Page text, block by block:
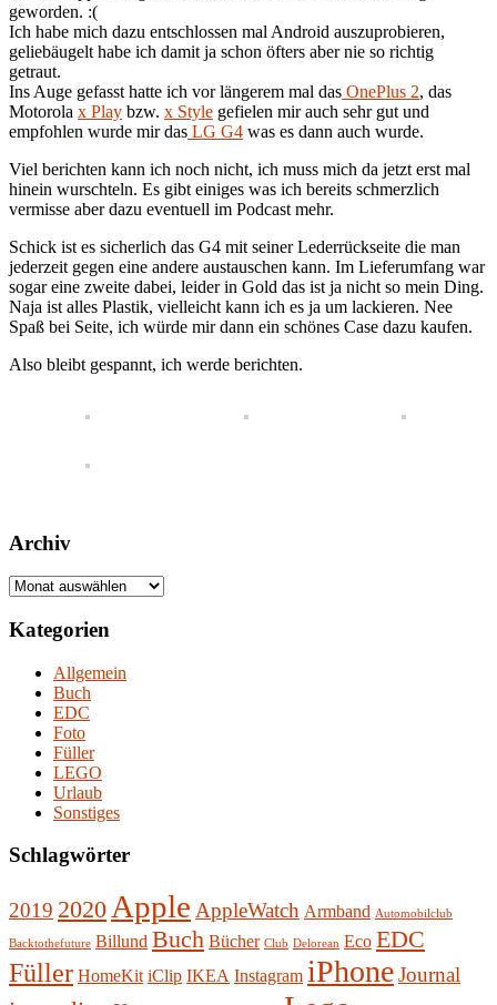
geworden. :(
Ich habe mich dazu entschlossen mal Android auszuprobieren,
geliebäugelt habe ich damit ja schon öfters aber nie so richtig
getraut.
Ins Auge gefasst hatte ich vor längerem mal das OnePlus 2, das
Motorola x Play bzw. x Style gefielen mir auch sehr gut und
empfohlen wurde mir das LG G4 was es dann auch wurde.
Viel berichten kann ich noch nicht, ich muss mich da jetzt erst mal
hinein wurschteln. Es gibt einiges was ich bereits schmerzlich
vermisse aber dazu eventuell im Podcast mehr.
Schick ist es sicherlich das G4 mit seiner Lederrückseite die man
jederzeit gegen eine andere austauschen kann. Im Lieferumfang war
sogar eine zweite dabei, leider in Gold das ist ja nicht so mein Ding.
Naja ist alles Plastik, vielleicht kann ich es ja um lackieren. Nee
Spaß bei Seite, ich würde mir dann ein schönes Case dazu kaufen.
Also bleibt gespannt, ich werde berichten.
Archiv
Archiv
Kategorien
Allgemein
Buch
EDC
Foto
Füller
LEGO
Urlaub
Sonstiges
Schlagwörter
2019 2020 Apple AppleWatch Armband Automobilclub
Backtothefuture Billund Buch Bücher Club Delorean Eco EDC
Füller HomeKit iClip IKEA Instagram iPhoneJournal